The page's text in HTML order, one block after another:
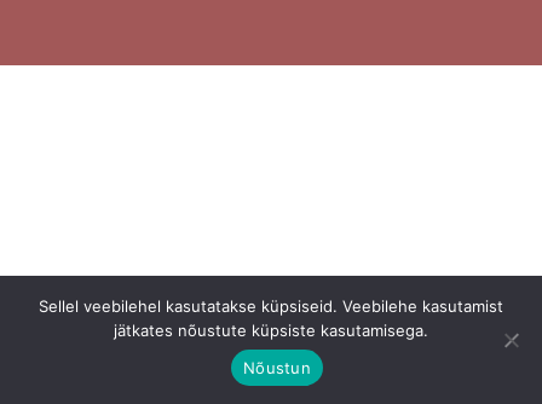
Sellel veebilehel kasutatakse küpsiseid. Veebilehe kasutamist
jätkates nõustute küpsiste kasutamisega.
Nõustun